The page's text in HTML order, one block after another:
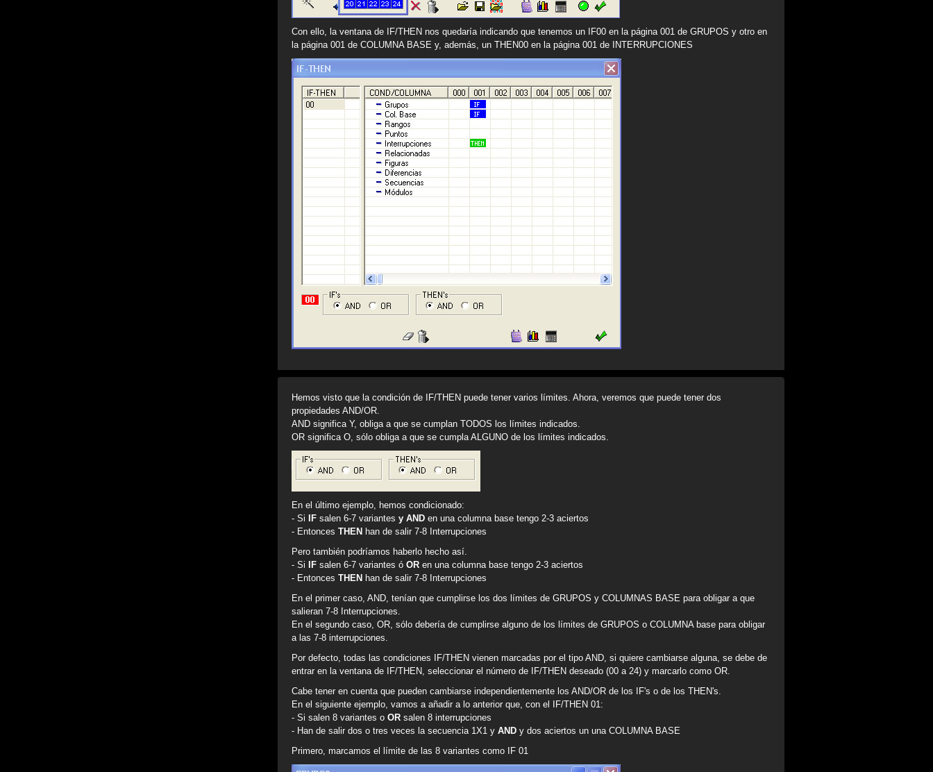
Con ello, la ventana de IF/THEN nos quedaría indicando que tenemos un IF00 en la página 001 de GRUPOS y otro en
la página 001 de COLUMNA BASE y, además, un THEN00 en la página 001 de INTERRUPCIONES
Hemos visto que la condición de IF/THEN puede tener varios límites. Ahora, veremos que puede tener dos
propiedades AND/OR.
AND significa Y, obliga a que se cumplan TODOS los límites indicados.
OR significa O, sólo obliga a que se cumpla ALGUNO de los límites indicados.
En el último ejemplo, hemos condicionado:
- Si
IF salen 6-7 variantes y AND en una columna base tengo 2-3 aciertos
- Entonces THEN han de salir 7-8 Interrupciones
Pero también podríamos haberlo hecho así.
- Si
IF salen 6-7 variantes ó OR en una columna base tengo 2-3 aciertos
- Entonces THEN han de salir 7-8 Interrupciones
En el primer caso, AND, tenían que cumplirse los dos límites de GRUPOS y COLUMNAS BASE para obligar a que
salieran 7-8 Interrupciones.
En el segundo caso, OR, sólo debería de cumplirse alguno de los límites de GRUPOS o COLUMNA base para obligar
a las 7-8 interrupciones.
Por defecto, todas las condiciones IF/THEN vienen marcadas por el tipo AND, si quiere cambiarse alguna, se debe de
entrar en la ventana de IF/THEN, seleccionar el número de IF/THEN deseado (00 a 24) y marcarlo como OR.
Cabe tener en cuenta que pueden cambiarse independientemente los AND/OR de los IF's o de los THEN's.
En el siguiente ejemplo, vamos a añadir a lo anterior que, con el IF/THEN 01:
- Si salen 8 variantes o OR salen 8 interrupciones
- Han de salir dos o tres veces la secuencia 1X1 y AND y dos aciertos un una COLUMNA BASE
Primero, marcamos el límite de las 8 variantes como IF 01